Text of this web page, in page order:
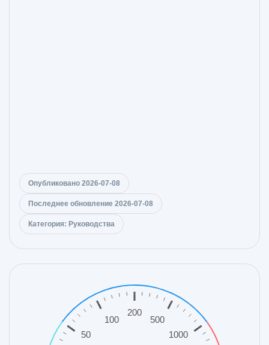
Опубликовано 2026-07-08
Последнее обновление 2026-07-08
Категория: Руководства